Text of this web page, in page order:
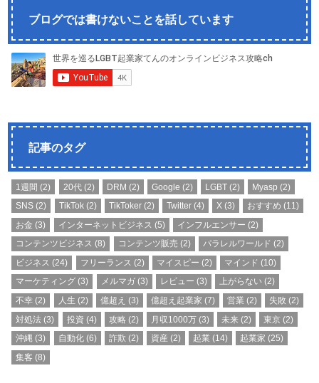
ブログでは書けないことを話しています
記事のタグ
1週間 (2) 20代 (2) DRM (2) Google (2) LGBT (2) Myasp (2)
SNS (2) TikTok(2) TikToker(2) Twitter (4) X (3) おすすめ (11)
お金 (3) インターネットビジネス (5) インフルエンサー (2)
コンテンツビジネス (8) コンテンツ販売 (2) パラレルワールド (2)
ビジネス (24) フリーランス (2) マイスピー (2) マインド (10)
マーケティング (3) メルマガ(3) レビュー (3) 上がらない (2)
不幸 (2) 人生 (2) 億超え (3) 億超え起業家 (7) 営業 (2) 失敗 (2)
対処法 (3) 投資 (4) 攻略 (2) 月収1000万 (3) 未来 (2) 東京 (2)
沖縄 (3) 自動化(6) 詐欺 (2) 資産 (2) 起業 (14) 起業家 (25)
集客 (8)